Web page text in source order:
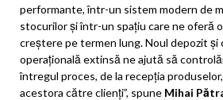
performante, într-un sistem modern de
stocurilor și într-un spațiu care ne oferă
creștere pe termen lung. Noul depozit și
operațională extinsă ne ajută să
întregul proces, de la recepția
acestora către clienți”, spune Mihai